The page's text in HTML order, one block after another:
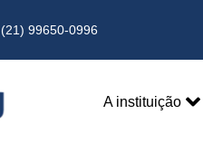
(21) 99650-0996
A instituição